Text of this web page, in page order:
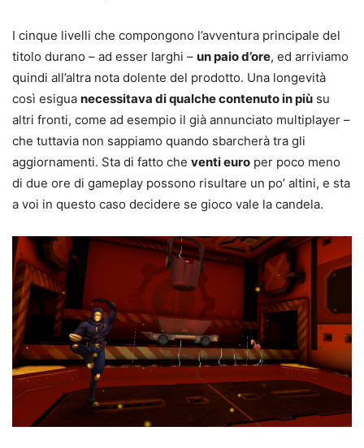
I cinque livelli che compongono l’avventura principale del
titolo durano – ad esser larghi – un paio d’ore, ed arriviamo
quindi all’altra nota dolente del prodotto. Una longevità
così esigua necessitava di qualche contenuto in più su
altri fronti, come ad esempio il già annunciato multiplayer –
che tuttavia non sappiamo quando sbarcherà tra gli
aggiornamenti. Sta di fatto che venti euro per poco meno
di due ore di gameplay possono risultare un po’ altini, e sta
a voi in questo caso decidere se gioco vale la candela.